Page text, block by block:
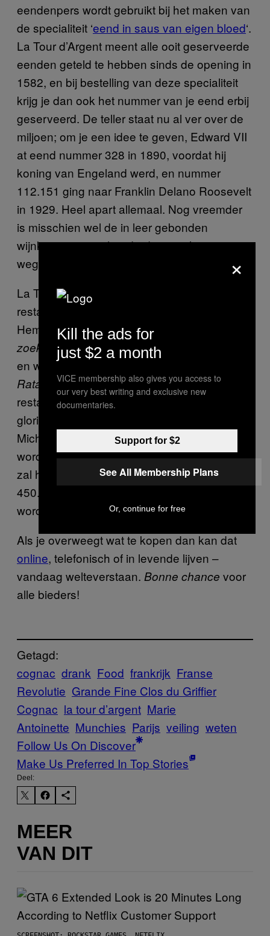
eendenpers wordt gebruikt bij het maken van
de specialiteit ‘eend in saus van eigen bloed‘.
La Tour d’Argent meent alle ooit geserveerde
eenden geteld te hebben sinds de opening in
1582, en bij bestelling van deze specialiteit
krijg je dan ook het nummer van je eend erbij
geserveerd. De teller staat nu al ver over de
miljoen; om je een idee te geven, Edward VII
at eend nummer 328 in 1890, voordat hij
koning van Engeland werd, en nummer
112.151 ging naar Franklin Delano Roosevelt
in 1929. Heel apart allemaal. Nog vreemder
is misschien wel de in leer gebonden
wijnkaart van vierhonderd pagina’s, wat meer
wegheeft van een bijbel dan van iets anders.
La Tour d’Argent is een van de oudste
restaurants van Frankrijk en kwam al voor in
HemingwaysEen roerende feestdag
zoek naar de verloren tijdvan Marcel Proust
en was zelfs de inspiratie voor de film
Ratatouille. De afgelopen jaren is het
restaurant een beetje van zijn oude
gloriedagen afgedreven: van de drie
Michelinsterren is er nog maar eentje over. Er
wordt gehoopt dat de veiling een opbrengst
zal hebben van tussen de 300.000 en
450.000 euro, zodat het restaurant kan
worden opgeknapt.
Als je overweegt wat te kopen dan kan dat
online, telefonisch of in levende lijven –
vandaag welteverstaan. Bonne chance voor
alle bieders!
Getagd:
cognac drank Food frankrijk Franse
Revolutie Grande Fine Clos du Griffier
Cognac la tour d’argent Marie
Antoinette Munchies Parijs veiling weten
Follow Us On Discover
Make Us Preferred In Top Stories
Deel:
MEER
VAN DIT
×
Kill the ads for
just $2 a month
VICE membership also gives you access to
our very best writing and exclusive new
documentaries.
Support for $2
See All Membership Plans
Or, continue for free